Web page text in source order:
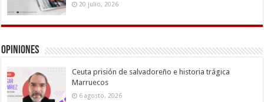
20 julio, 2026
Opiniones
Ceuta prisión de salvadoreño e historia trágica
Marruecos
6 agosto, 2026